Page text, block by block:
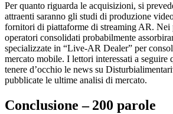
Per quanto riguarda le acquisizioni, si
attraenti saranno gli studi di produzione
fornitori di piattaforme di streaming AR. Nei
operatori consolidati probabilmente
specializzate in “Live‑AR Dealer” per
mercato mobile. I lettori interessati a seguire
tenere d’occhio le news su
pubblicate le ultime analisi di mercato.
Conclusione – 200 parole